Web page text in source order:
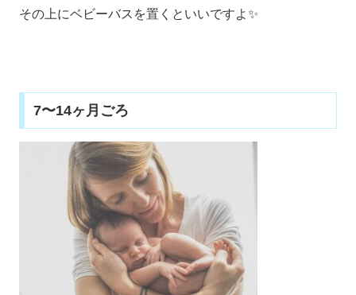
その上にベビーバスを置くといいですよ✨
7〜14ヶ月ごろ